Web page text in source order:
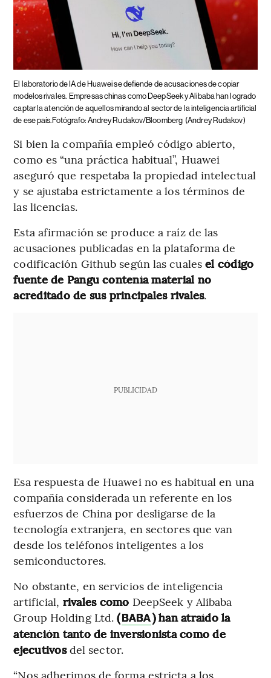
El laboratorio de IA de Huawei se defiende de acusaciones de copiar
modelos rivales. Empresas chinas como DeepSeek y Alibaba han logrado
captar la atención de aquellos mirando al sector de la inteligencia artificial
de ese país.Fotógrafo: Andrey Rudakov/Bloomberg (Andrey Rudakov)
Si bien la compañía empleó código abierto,
como es “una práctica habitual”, Huawei
aseguró que respetaba la propiedad intelectual
y se ajustaba estrictamente a los términos de
las licencias.
Esta afirmación se produce a raíz de las
acusaciones publicadas en la plataforma de
codificación Github según las cualesel código
fuente de Pangu contenía material no
acreditado de sus principales rivales.
PUBLICIDAD
Esa respuesta de Huawei no es habitual en una
compañía considerada un referente en los
esfuerzos de China por desligarse de la
tecnología extranjera, en sectores que van
desde los teléfonos inteligentes a los
semiconductores.
No obstante, en servicios de inteligencia
artificial, rivales como DeepSeek y Alibaba
Group Holding Ltd. (BABA) han atraído la
atención tanto de inversionista como de
ejecutivosdel sector.
“Nos adherimos de forma estricta a los